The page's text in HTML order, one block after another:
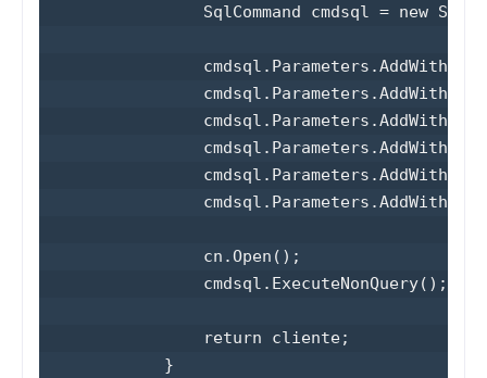
SqlCommand cmdsql = new
                cn.Open();
                cmdsql.ExecuteNonQuery();
                return cliente;
            }